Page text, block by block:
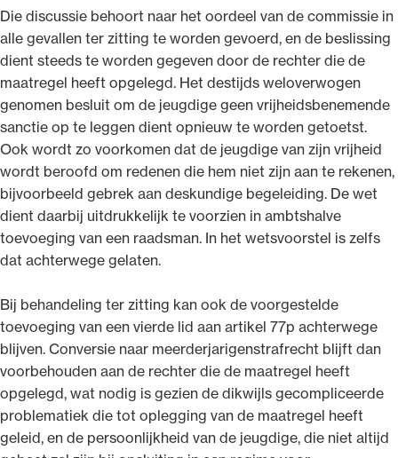
Die discussie behoort naar het oordeel van de commissie in
alle gevallen ter zitting te worden gevoerd, en de beslissing
dient steeds te worden gegeven door de rechter die de
maatregel heeft opgelegd. Het destijds weloverwogen
genomen besluit om de jeugdige geen vrijheidsbenemende
sanctie op te leggen dient opnieuw te worden getoetst.
Ook wordt zo voorkomen dat de jeugdige van zijn vrijheid
wordt beroofd om redenen die hem niet zijn aan te rekenen,
bijvoorbeeld gebrek aan deskundige begeleiding. De wet
dient daarbij uitdrukkelijk te voorzien in ambtshalve
toevoeging van een raadsman. In het wetsvoorstel is zelfs
dat achterwege gelaten.
Bij behandeling ter zitting kan ook de voorgestelde
toevoeging van een vierde lid aan artikel 77p achterwege
blijven. Conversie naar meerderjarigenstrafrecht blijft dan
voorbehouden aan de rechter die de maatregel heeft
opgelegd, wat nodig is gezien de dikwijls gecompliceerde
problematiek die tot oplegging van de maatregel heeft
geleid, en de persoonlijkheid van de jeugdige, die niet altijd